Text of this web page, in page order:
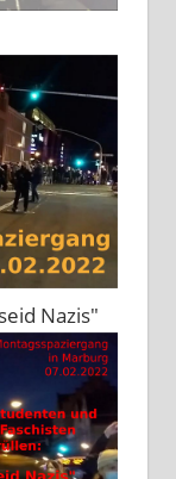
Nazis"